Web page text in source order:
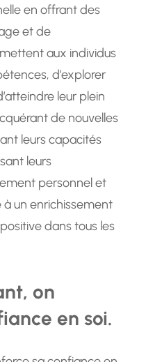
en offrant des
et de
aux individus
d’explorer
leur plein
de nouvelles
leurs capacités
leurs
personnel et
à un enrichissement
dans tous les
on
en soi.